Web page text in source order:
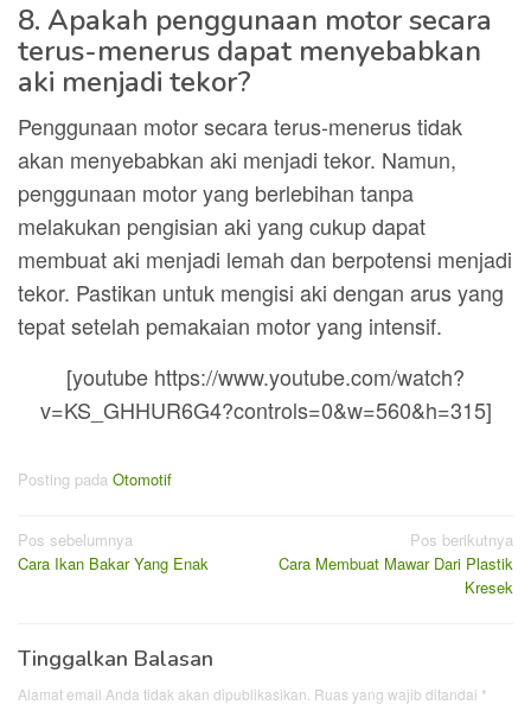
8. Apakah penggunaan motor secara
terus-menerus dapat menyebabkan
aki menjadi tekor?
Penggunaan motor secara terus-menerus tidak
akan menyebabkan aki menjadi tekor. Namun,
penggunaan motor yang berlebihan tanpa
melakukan pengisian aki yang cukup dapat
membuat aki menjadi lemah dan berpotensi menjadi
tekor. Pastikan untuk mengisi aki dengan arus yang
tepat setelah pemakaian motor yang intensif.
[youtube https://www.youtube.com/watch?
v=KS_GHHUR6G4?controls=0&w=560&h=315]
Posting pada Otomotif
Navigasi
pos
Pos sebelumnya
Cara Ikan Bakar Yang Enak
Pos berikutnya
Cara Membuat Mawar Dari Plastik
Kresek
Tinggalkan Balasan
Alamat email Anda tidak akan dipublikasikan. Ruas yang wajib ditandai *